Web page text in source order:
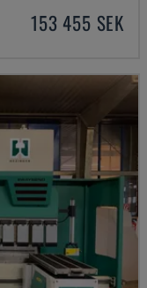
153 455 SEK